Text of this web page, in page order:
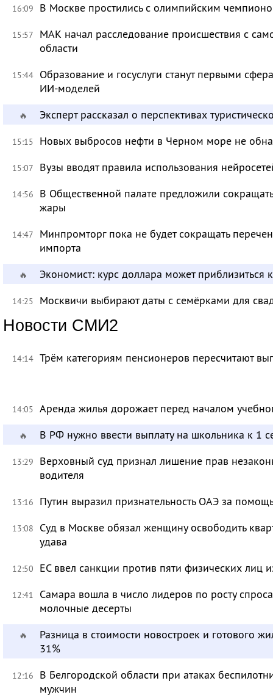
16:09 В Москве простились с олимпийским
15:57
МАК начал расследование происшествия с
области
15:44 Образование и госуслуги станут первыми
ИИ-моделей
🔥 Эксперт рассказал о перспективах
15:15 Новых выбросов нефти в Черном море не
15:07 Вузы вводят правила использования
14:56
В Общественной палате предложили
жары
14:47
Минпромторг пока не будет сокращать
импорта
🔥 Экономист: курс доллара может приблизиться
14:25 Москвичи выбирают даты с семёрками для
Новости СМИ2
14:14 Трём категориям пенсионеров пересчитают
14:05 Аренда жилья дорожает перед началом
🔥 В РФ нужно ввести выплату на школьника к 1
13:29
Верховный суд признал лишение прав
водителя
13:16 Путин выразил признательность ОАЭ за
13:08
Суд в Москве обязал женщину освободить
удава
12:50 ЕС ввел санкции против пяти физических лиц
12:41
Самара вошла в число лидеров по росту
молочные десерты
🔥
Разница в стоимости новостроек и готового
31%
12:16
В Белгородской области при атаках
мужчин